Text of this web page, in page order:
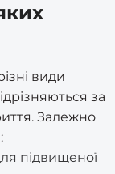
види
за
Залежно
підвищеної